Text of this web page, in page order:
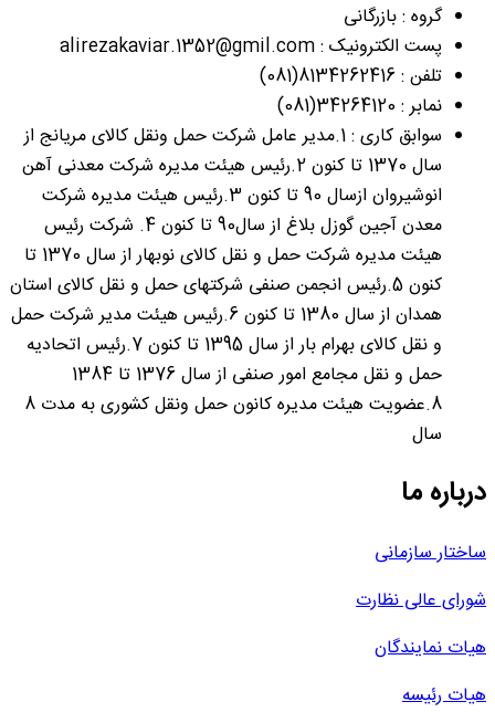
گروه : بازرگانی
پست الکترونیک : alirezakaviar.1352@gmil.com
تلفن : 8134262416(081)
نمابر : 34264120(081)
سوابق کاری : 1.مدیر عامل شرکت حمل ونقل کالای مریانج از
سال 1370 تا کنون 2.رئیس هیئت مدیره شرکت معدنی آهن
انوشیروان ازسال 90 تا کنون 3.رئیس هیئت مدیره شرکت
معدن آجین گوزل بلاغ از سال90 تا کنون 4. شرکت رئیس
هیئت مدیره شرکت حمل و نقل کالای نوبهار از سال 1370 تا
کنون 5.رئیس انجمن صنفی شرکتهای حمل و نقل کالای استان
همدان از سال 1380 تا کنون 6.رئیس هیئت مدیر شرکت حمل
و نقل کالای بهرام بار از سال 1395 تا کنون 7.رئیس اتحادیه
حمل و نقل مجامع امور صنفی از سال 1376 تا 1384
8.عضویت هیئت مدیره کانون حمل ونقل کشوری به مدت 8
سال
درباره ما
ساختار سازمانی
شورای عالی نظارت
هیات نمایندگان
هیات رئیسه